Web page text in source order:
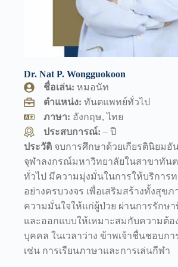
Dr. Nat P. Wongguokoon
ชื่อเล่น: หมอนัท
ตำแหน่ง:ทันตแพทย์ทั่วไป
ภาษา: อังกฤษ, ไทย
ประสบการณ์:– ปี
ประวัติ จบการศึกษาด้วยเกียรตินิยมอั
จุฬาลงกรณ์มหาวิทยาลัยในสาขาทัน
ทั่วไป มีความมุ่งมั่นในการให้บริการ
อย่างครบวงจร เพื่อเสริมสร้างทั้งสุข
ความมั่นใจให้แก่ผู้ป่วย ผ่านการรักษ
และออกแบบให้เหมาะสมกับความต้อ
บุคคล ในเวลาว่าง ข้าพเจ้าชื่นชอบกา
เช่น การเรียนภาษาและการเล่นกีฬา